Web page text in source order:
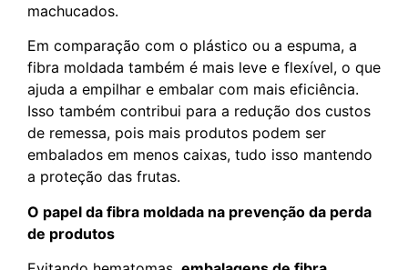
machucados.
Em comparação com o plástico ou a espuma, a
fibra moldada também é mais leve e flexível, o que
ajuda a empilhar e embalar com mais eficiência.
Isso também contribui para a redução dos custos
de remessa, pois mais produtos podem ser
embalados em menos caixas, tudo isso mantendo
a proteção das frutas.
O papel da fibra moldada na prevenção da perda
de produtos